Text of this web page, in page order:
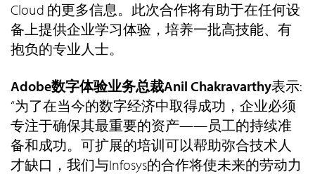
Cloud 的更多信息。此次合作将有助于在任何设
备上提供企业学习体验，培养一批高技能、有
抱负的专业人士。
Adobe数字体验业务总裁Anil Chakravarthy表示:
“为了在当今的数字经济中取得成功，企业必须
专注于确保其最重要的资产——员工的持续准
备和成功。可扩展的培训可以帮助弥合技术人
才缺口，我们与Infosys的合作将使未来的劳动力